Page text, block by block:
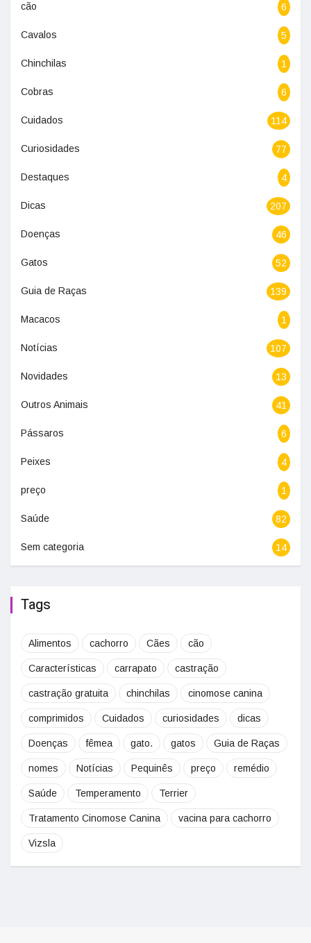
cão 6
Cavalos 5
Chinchilas 1
Cobras 6
Cuidados 114
Curiosidades 77
Destaques 4
Dicas 207
Doenças 46
Gatos 52
Guia de Raças 139
Macacos 1
Notícias 107
Novidades 13
Outros Animais 41
Pássaros 6
Peixes 4
preço 1
Saúde 82
Sem categoria 14
Tags
Alimentos cachorro Cães cão
Características carrapato castração
castração gratuita chinchilas cinomose canina
comprimidos Cuidados curiosidades dicas
Doenças fêmea gato. gatos Guia de Raças
nomes Notícias Pequinês preço remédio
Saúde Temperamento Terrier
Tratamento Cinomose Canina vacina para cachorro
Vizsla